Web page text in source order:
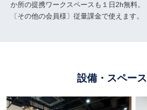
か所の提携ワークスペースも１日2h無料。
〔その他の会員様〕従量課金で使えます。
設備・スペース